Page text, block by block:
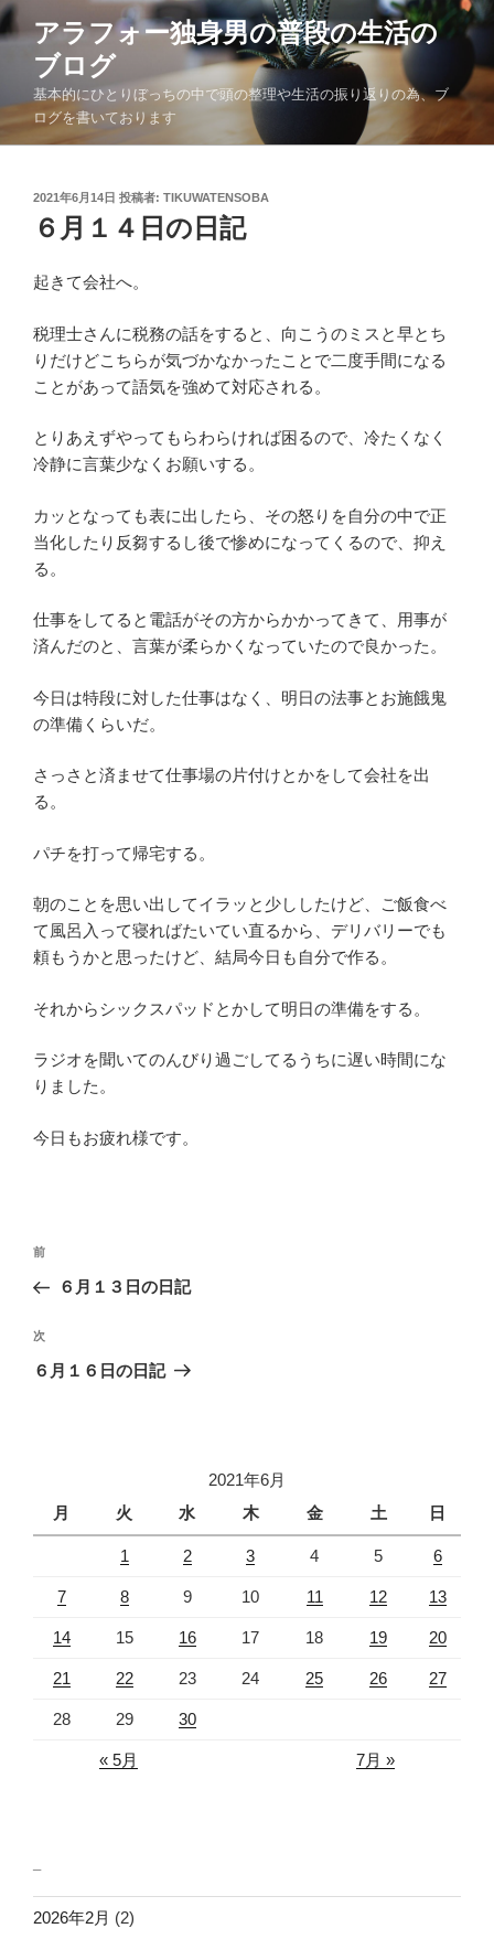
コ
ン
へ
アラフォー独身男の普段の生活の
ブログ
基本的にひとりぼっちの中で頭の整理や生活の振り返りの為、ブ
ログを書いております
投
稿
日:
2021年6月14日 投稿者: TIKUWATENSOBA
６月１４日の日記
起きて会社へ。
税理士さんに税務の話をすると、向こうのミスと早とち
りだけどこちらが気づかなかったことで二度手間になる
ことがあって語気を強めて対応される。
とりあえずやってもらわらければ困るので、冷たくなく
冷静に言葉少なくお願いする。
カッとなっても表に出したら、その怒りを自分の中で正
当化したり反芻するし後で惨めになってくるので、抑え
る。
仕事をしてると電話がその方からかかってきて、用事が
済んだのと、言葉が柔らかくなっていたので良かった。
今日は特段に対した仕事はなく、明日の法事とお施餓鬼
の準備くらいだ。
さっさと済ませて仕事場の片付けとかをして会社を出
る。
パチを打って帰宅する。
朝のことを思い出してイラッと少ししたけど、ご飯食べ
て風呂入って寝ればたいてい直るから、デリバリーでも
頼もうかと思ったけど、結局今日も自分で作る。
それからシックスパッドとかして明日の準備をする。
ラジオを聞いてのんびり過ごしてるうちに遅い時間にな
りました。
今日もお疲れ様です。
投
ビ
ゲ
過
去
投
稿
前
６月１３日の日記
次
の
次
６月１６日の日記
2021年6月
月
火 水 木 金 土 日
1 2 3 4 5 6
7 8 9 10 11 12 13
14 15 16 17 18 19 20
21 22 23 24 25 26 27
28 29 30
« 5月 7月 »
2026年2月 (2)